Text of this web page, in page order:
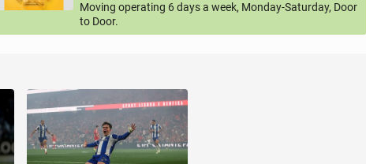
Moving operating 6 days a week, Monday-Saturday, Door
to Door.